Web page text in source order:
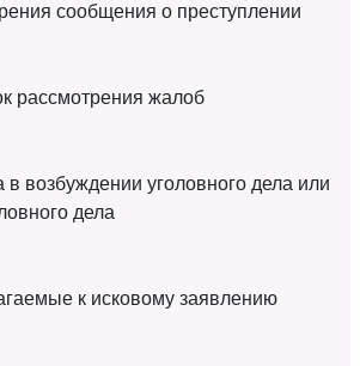
сообщения о преступлении
рассмотрения жалоб
в возбуждении уголовного дела или
дела
к исковому заявлению